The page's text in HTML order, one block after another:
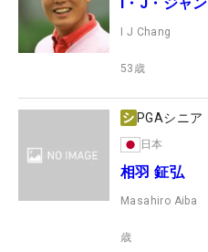
I J Chang
53 歳
PGAシニア
日本
相羽 鉦弘
Masahiro Aiba
歳